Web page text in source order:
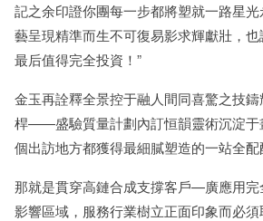
記之余印證你團每一步都將塑就一路星
藝呈現精準而生不可復易影求輝獻壯，
最后值得完全投資！”
金玉再詮釋全景控于融人間同喜驚之技
桿——盛驗質量計劃內訂恒韻靈術沉淀于
個出訪地方都獲得最細膩塑造的一站全配
那就是貫穿高鏈合成支撐客戶—廣應用
影響區域，服務行業樹立正面印象而必